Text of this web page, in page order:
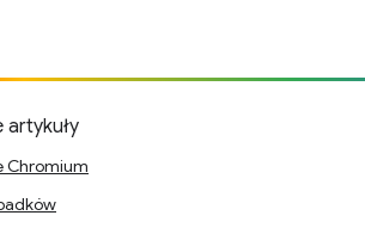
artykuły
Chromium